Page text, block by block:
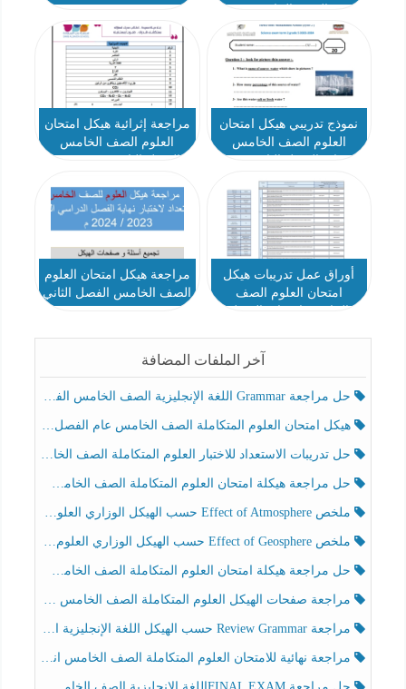
نموذج تدريبي هيكل امتحان
العلوم الصف الخامس
2024
مراجعة إثرائية هيكل امتحان
العلوم الصف الخامس
أوراق عمل تدريبات هيكل
امتحان العلوم الصف
مراجعة هيكل امتحان العلوم
الصف الخامس الفصل الثاني
آخر الملفات المضافة
حل مراجعة Grammar اللغة الإنجليزية الصف الخامس الفصل الثالث
هيكل امتحان العلوم المتكاملة الصف الخامس عام الفصل الدراسي الثالث 2025-2026
حل تدريبات الاستعداد للاختبار العلوم المتكاملة الصف الخامس عام الفصل الثالث
حل مراجعة هيكلة امتحان العلوم المتكاملة الصف الخامس انسبير الفصل الثالث
ملخص Effect of Atmosphere حسب الهيكل الوزاري العلوم المتكاملة الصف الخامس انسبير الفصل الثالث
ملخص Effect of Geosphere حسب الهيكل الوزاري العلوم المتكاملة الصف الخامس انسبير الفصل الثالث
حل مراجعة هيكلة امتحان العلوم المتكاملة الصف الخامس عام الفصل الثالث
مراجعة صفحات الهيكل العلوم المتكاملة الصف الخامس انسبير الفصل الثالث
مراجعة Review Grammar حسب الهيكل اللغة الإنجليزية الصف الخامس الفصل الثالث
مراجعة نهائية للامتحان العلوم المتكاملة الصف الخامس انسبير الفصل الثالث